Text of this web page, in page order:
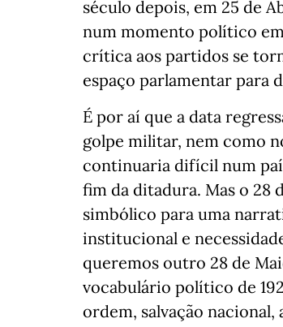
século depois, em 25 de
num momento político
crítica aos partidos se
espaço parlamentar para
É por aí que a data
golpe militar, nem como
continuaria difícil num
fim da ditadura. Mas o
simbólico para uma
institucional e
queremos outro 28 de
vocabulário político de
ordem, salvação